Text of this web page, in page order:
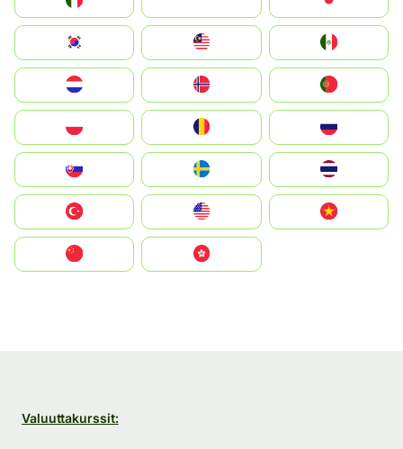
South Korea
United States
中國香港特別行政區
Valuuttakurssit: